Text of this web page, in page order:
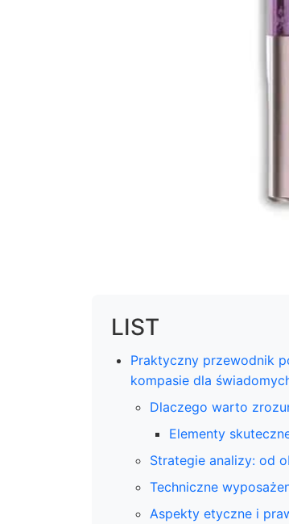
LIST
Praktyczny przewodnik
kompasie dla
Dlaczego warto
Elementy
Strategie analizy: od
Techniczne
Aspekty etyczne i